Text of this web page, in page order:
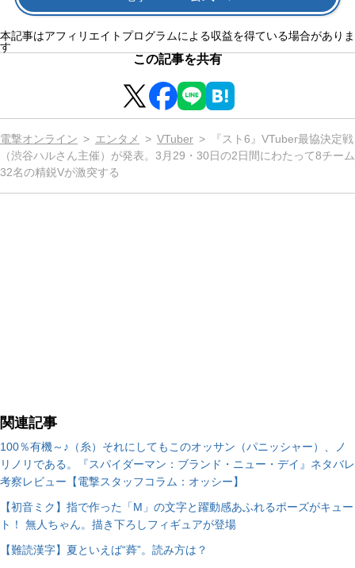
本記事はアフィリエイトプログラムによる収益を得ている場合がありま
す
この記事を共有
電撃オンライン エンタメ VTuber
『スト6』VTuber最協決定戦
（渋谷ハルさん主催）が発表。3月29・30日の2日間にわたって8チーム
32名の精鋭Vが激突する
関連記事
100％有機～♪（糸）それにしてもこのオッサン（パニッシャー）、ノ
リノリである。『スパイダーマン：ブランド・ニュー・デイ』ネタバレ
考察レビュー【電撃スタッフコラム：オッシー】
【初音ミク】指で作った「M」の文字と躍動感あふれるポーズがキュー
ト！ 無人ちゃん。描き下ろしフィギュアが登場
【難読漢字】夏といえば“蕣”。読み方は？